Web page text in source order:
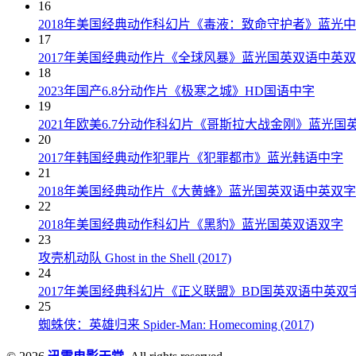
16
2018年美国经典动作科幻片《毒液：致命守护者》蓝光
17
2017年美国经典动作片《全球风暴》蓝光国英双语中英
18
2023年国产6.8分动作片《极寒之城》HD国语中字
19
2021年欧美6.7分动作科幻片《哥斯拉大战金刚》蓝光国
20
2017年韩国经典动作犯罪片《犯罪都市》蓝光韩语中字
21
2018年美国经典动作片《大黄蜂》蓝光国英双语中英双字
22
2018年美国经典动作科幻片《黑豹》蓝光国英双语双字
23
攻壳机动队 Ghost in the Shell (2017)
24
2017年美国经典科幻片《正义联盟》BD国英双语中英双
25
蜘蛛侠：英雄归来 Spider-Man: Homecoming (2017)